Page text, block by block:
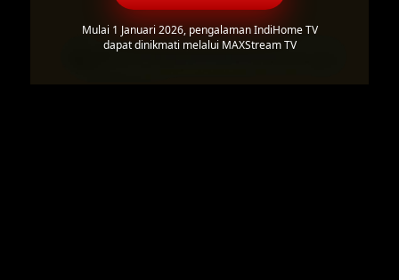
Mulai 1 Januari 2026, pengalaman IndiHome TV
dapat dinikmati melalui MAXStream TV